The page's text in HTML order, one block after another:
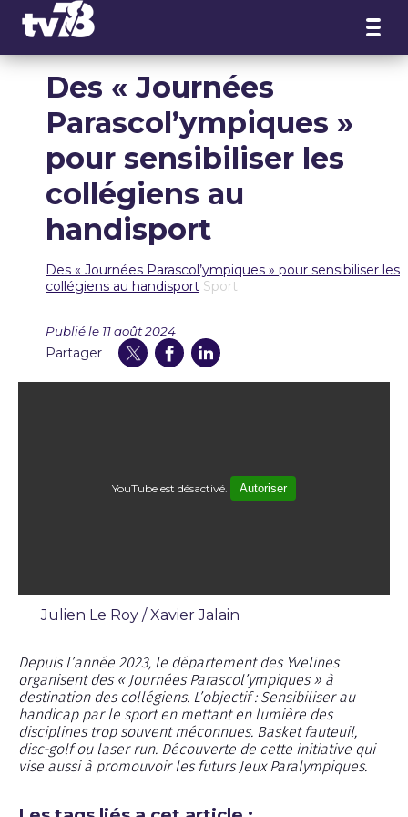
Des « Journées
Parascol’ympiques »
pour sensibiliser les
collégiens au
handisport
Des « Journées Parascol’ympiques » pour sensibiliser les
collégiens au handisport Sport
Publié le 11 août 2024
Partager
YouTube est désactivé. Autoriser
Julien Le Roy / Xavier Jalain
Depuis l’année 2023, le département des Yvelines
organisent des « Journées Parascol’ympiques » à
destination des collégiens. L’objectif : Sensibiliser au
handicap par le sport en mettant en lumière des
disciplines trop souvent méconnues. Basket fauteuil,
disc-golf ou laser run. Découverte de cette initiative qui
vise aussi à promouvoir les futurs Jeux Paralympiques.
Panneau de gestion des cookies